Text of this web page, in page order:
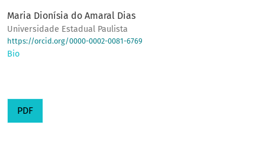
Maria Dionísia do Amaral Dias
Universidade Estadual Paulista
https://orcid.org/0000-0002-0081-6769
Bio
PDF